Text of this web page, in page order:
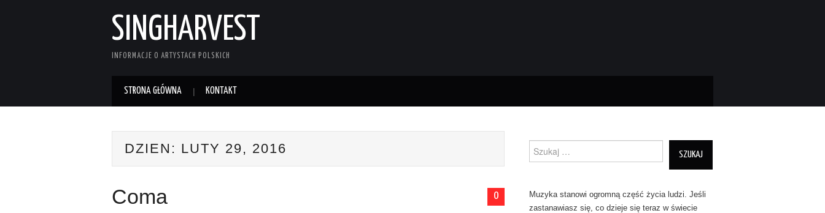
SINGHARVEST
INFORMACJE O ARTYSTACH POLSKICH
STRONA GŁÓWNA KONTAKT
DZIEN: LUTY 29, 2016
0
Coma
Szukanie dla:
Muzyka stanowi ogromną część życia ludzi. Jeśli
zastanawiasz się, co dzieje się teraz w świecie